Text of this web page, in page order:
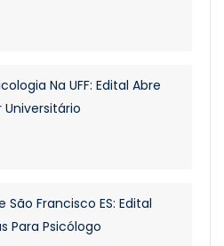
Na UFF: Edital Abre
Universitário
São Francisco ES: Edital
Para Psicólogo